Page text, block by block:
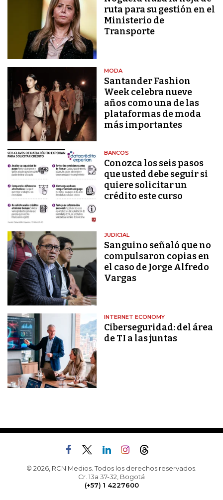
ruta para su gestión en el
Ministerio de
Transporte
MODA
Santander Fashion
Week celebra nueve
años como una de las
plataformas de moda
más importantes
BANCOS
Conozca los seis pasos
que usted debe seguir si
quiere solicitar un
crédito este curso
JUDICIAL
Sanguino señaló que no
compulsaron copias en
el caso de Jorge Alfredo
Vargas
INTERNET ECONOMY
Ciberseguridad: del área
de TI a las juntas
© 2026, RCN Medios. Todos los derechos reservados.
Cr. 13a 37-32, Bogotá
(+57) 1 4227600